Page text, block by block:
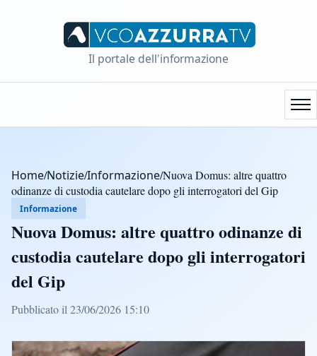
Il portale dell'informazione
Home/Notizie/Informazione/Nuova Domus: altre quattro
odinanze di custodia cautelare dopo gli interrogatori del Gip
Informazione
Nuova Domus: altre quattro odinanze di
custodia cautelare dopo gli interrogatori
del Gip
Pubblicato il 23/06/2026 15:10